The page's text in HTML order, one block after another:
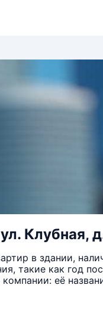
Клубная,
в здании,
такие как год
её